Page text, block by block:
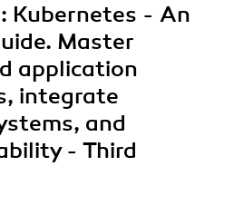
: Kubernetes - An
Master
application
integrate
and
- Third